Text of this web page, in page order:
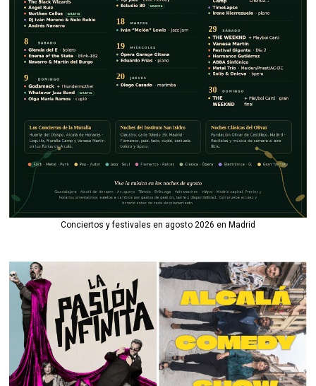
Conciertos y festivales en agosto 2026 en Madrid